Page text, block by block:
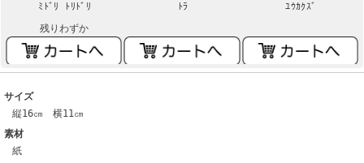
ﾐﾄﾞﾘ ﾄﾘﾄﾞﾘ
残りわずか
ﾄﾗ ﾕｳｶｸｽﾞ
サイズ
縦16㎝ 横11㎝
素材
紙